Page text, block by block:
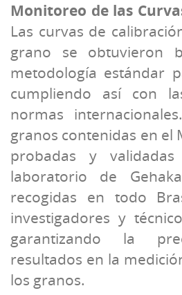
Monitoreo de las
Las curvas de
grano se obtuvieron
metodología estándar
cumpliendo así con
normas
granos contenidas en el
probadas y
laboratorio de
recogidas en todo
investigadores y
garantizando la
resultados en la
los granos.